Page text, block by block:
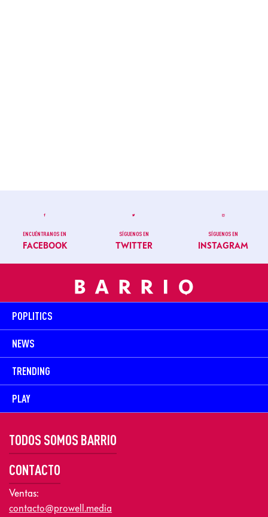
ENCUÉNTRANOS EN
FACEBOOK
SÍGUENOS EN
TWITTER
SÍGUENOS EN
INSTAGRAM
POPLITICS
NEWS
TRENDING
PLAY
TODOS SOMOS BARRIO
CONTACTO
Ventas:
contacto@prowell.media